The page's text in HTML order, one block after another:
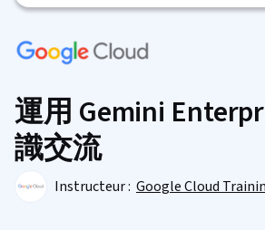
運用 Gemini
識交流
Instructeur : Google Cloud